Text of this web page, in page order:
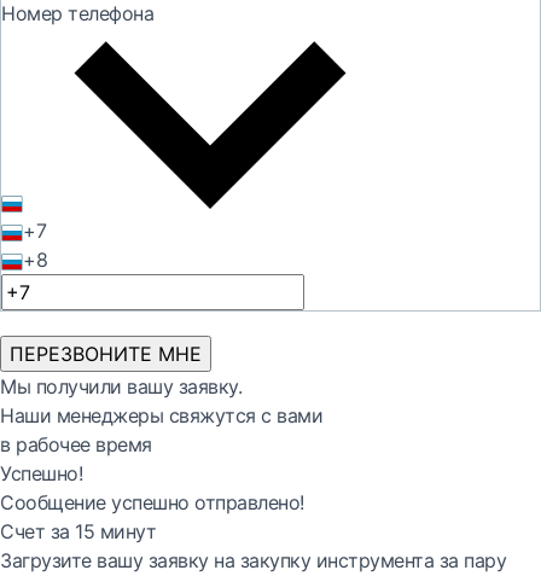
Номер телефона
+7
+8
ПЕРЕЗВОНИТЕ МНЕ
Мы получили вашу заявку.
Наши менеджеры свяжутся с вами
в рабочее время
Успешно!
Сообщение успешно отправлено!
Счет за 15 минут
Загрузите вашу заявку на закупку инструмента за пару